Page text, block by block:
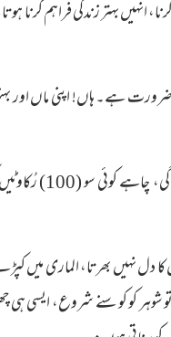
بہتر زندگی فراہم کرنا
ضرورت ہے۔ ہاں! اپنی ماں اور
چاہے کوئی سو(100)
بھرتا، الماری میں کپڑے
کو کوسنے شروع، ایسی ہی